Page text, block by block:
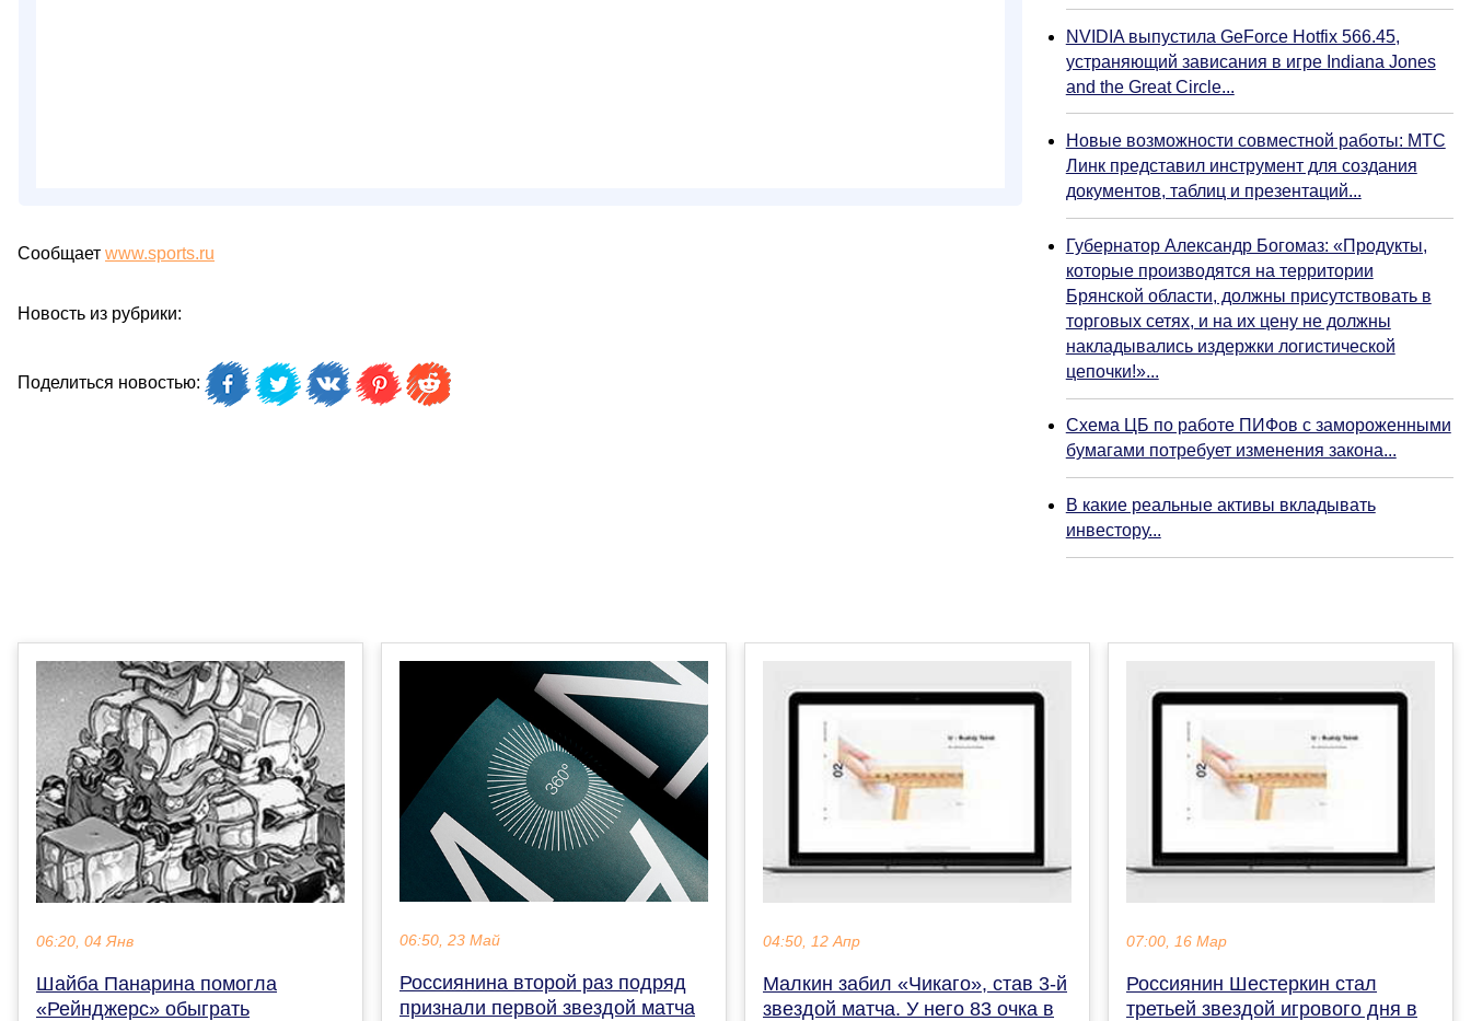
Сообщает www.sports.ru
Новость из рубрики:
Поделиться новостью:
NVIDIA выпустила GeForce Hotfix 566.45,
устраняющий зависания в игре Indiana Jones
and the Great Circle...
Новые возможности совместной работы: МТС
Линк представил инструмент для создания
документов, таблиц и презентаций...
Губернатор Александр Богомаз: «Продукты,
которые производятся на территории
Брянской области, должны присутствовать в
торговых сетях, и на их цену не должны
накладывались издержки логистической
цепочки!»...
Схема ЦБ по работе ПИФов с замороженными
бумагами потребует изменения закона...
В какие реальные активы вкладывать
инвестору...
06:20, 04 Янв
Шайба Панарина помогла
«Рейнджерс» обыграть
06:50, 23 Май
Россиянина второй раз подряд
признали первой звездой матча
04:50, 12 Апр
Малкин забил «Чикаго», став 3-й
звездой матча. У него 83 очка в
07:00, 16 Мар
Россиянин Шестеркин стал
третьей звездой игрового дня в